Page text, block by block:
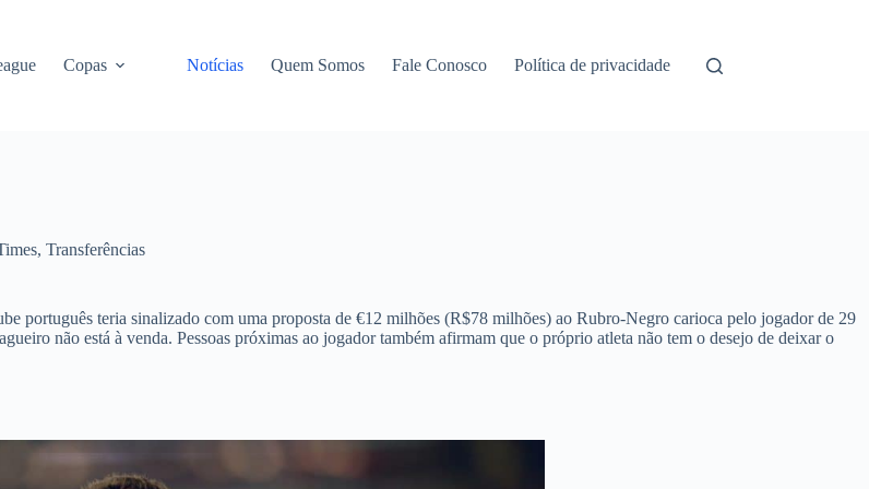
Copas Notícias Quem Somos Fale Conosco Política de privacidade
, Transferências
português teria sinalizado com uma proposta de €12 milhões (R$78 milhões) ao Rubro-Negro carioca pelo jogador de 29
não está à venda. Pessoas próximas ao jogador também afirmam que o próprio atleta não tem o desejo de deixar o